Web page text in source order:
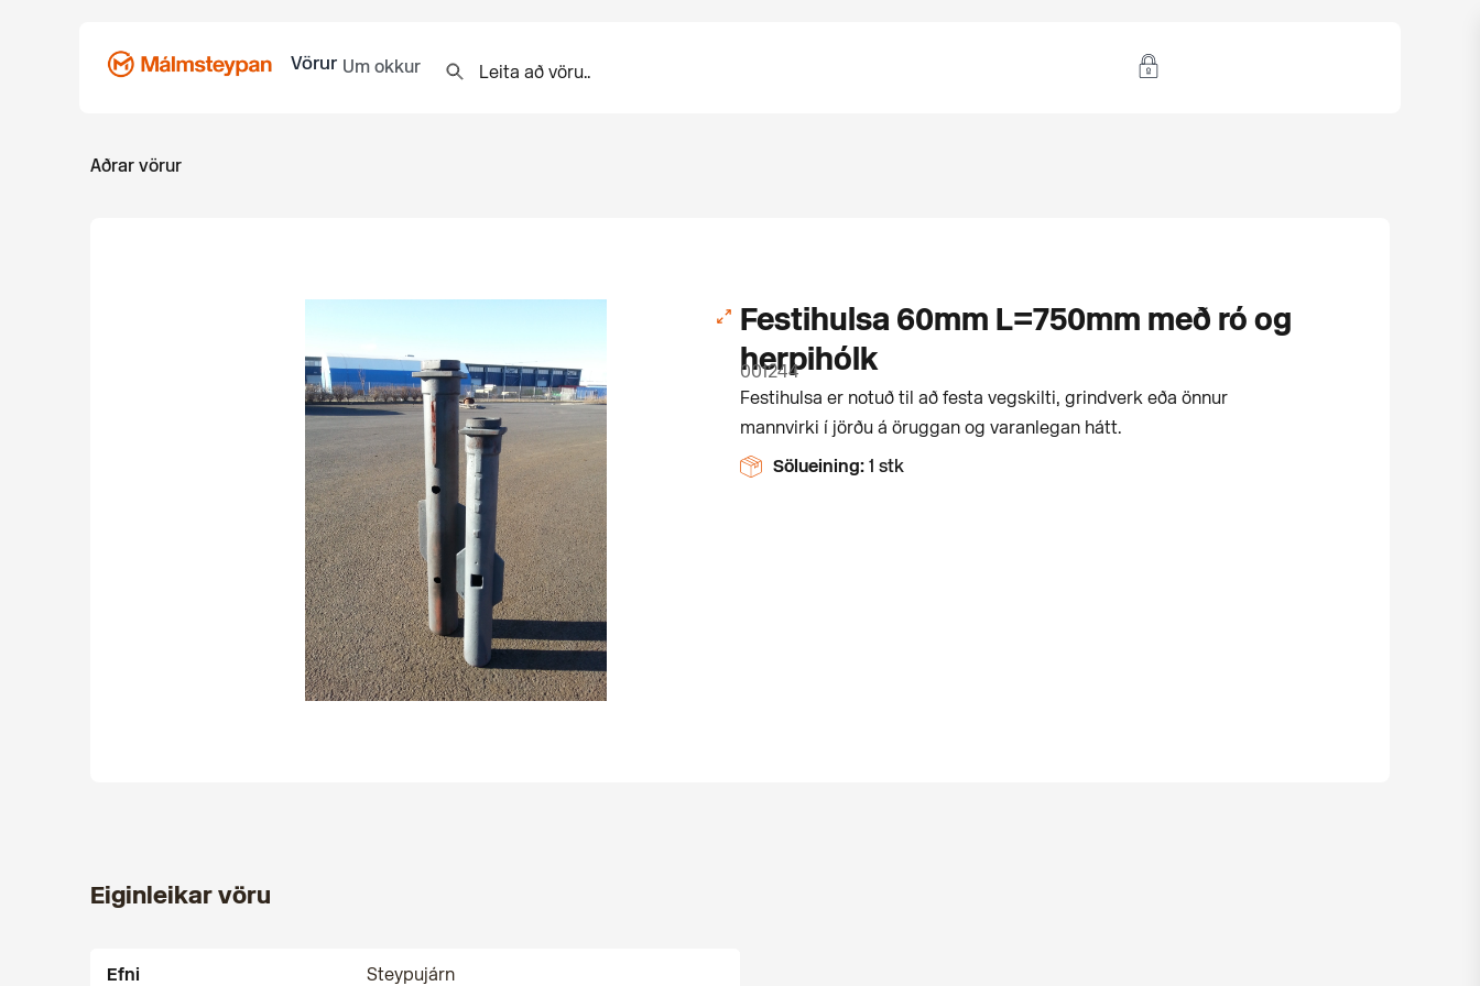
Vörur Um okkur
Aðrar vörur
Festihulsa 60mm L=750mm með ró og
herpihólk
001244
Festihulsa er notuð til að festa vegskilti, grindverk eða önnur
mannvirki í jörðu á öruggan og varanlegan hátt.
Sölueining: 1 stk
Eiginleikar vöru
Efni Steypujárn